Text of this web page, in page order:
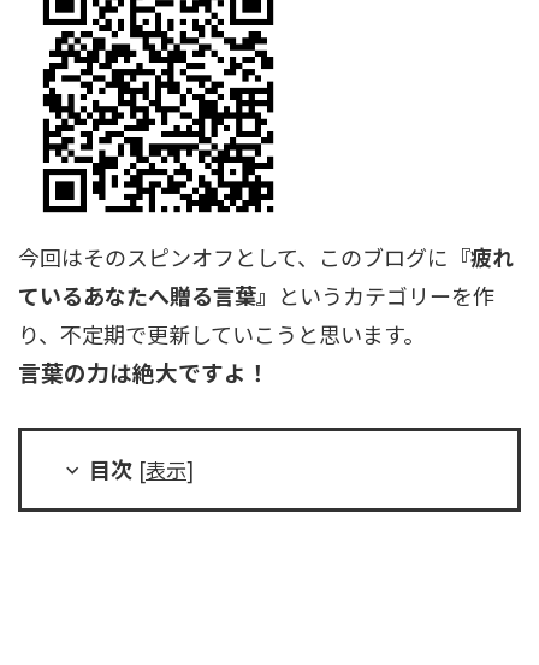
今回はそのスピンオフとして、このブログに 『疲れ
ているあなたへ贈る言葉』 というカテゴリーを作
り、不定期で更新していこうと思います。
言葉の力は絶大ですよ！
目次 [表示]